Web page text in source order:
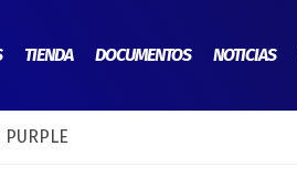
TIENDA DOCUMENTOS NOTICIAS
PURPLE